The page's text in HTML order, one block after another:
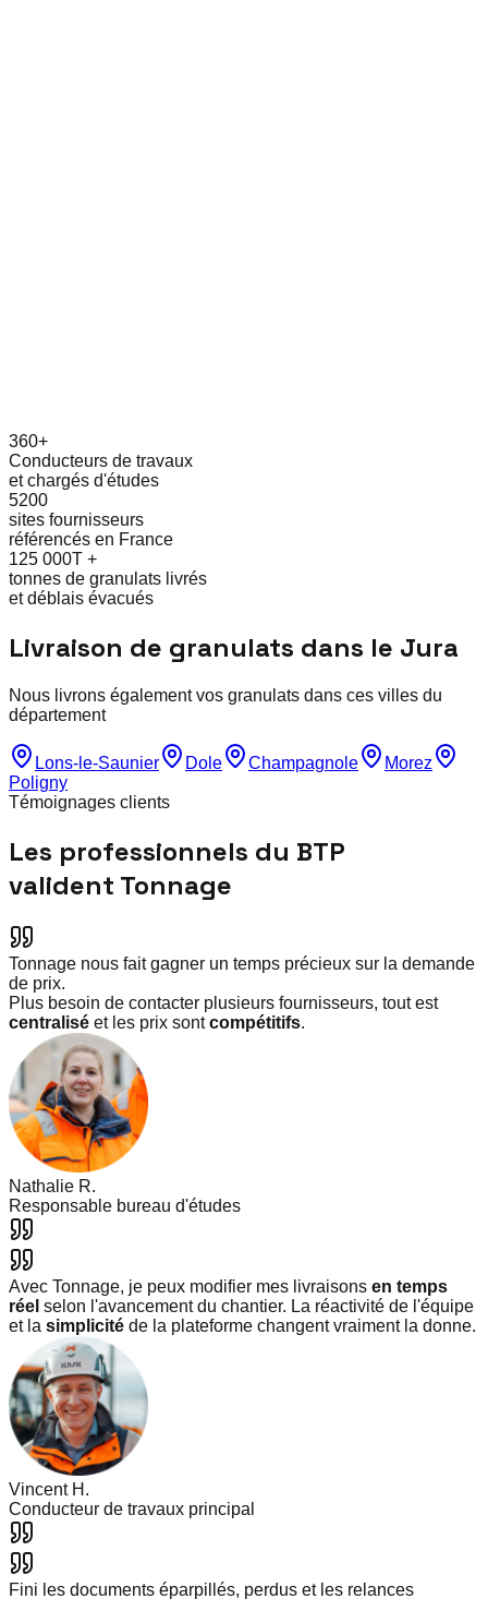
360+
Conducteurs de travaux
et chargés d'études
5200
sites fournisseurs
référencés en France
125 000T +
tonnes de granulats livrés
et déblais évacués
Livraison de granulats dans le Jura
Nous livrons également vos granulats dans ces villes du
département
Lons-le-Saunier Dole Champagnole
Morez
Poligny
Témoignages clients
Les professionnels du BTP
valident Tonnage
Tonnage nous fait gagner un temps précieux sur la demande
de prix.
Plus besoin de contacter plusieurs fournisseurs, tout est
centralisé et les prix sontcompétitifs.
Nathalie R.
Responsable bureau d'études
Avec Tonnage, je peux modifier mes livraisons en temps
réel selon l'avancement du chantier. La réactivité de l'équipe
et la simplicité de la plateforme changent vraiment la donne.
Vincent H.
Conducteur de travaux principal
Fini les documents éparpillés, perdus et les relances